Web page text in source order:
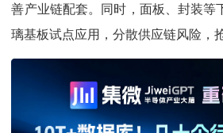
善产业链配套。同时，面板、封装等
璃基板试点应用，分散供应链风险，